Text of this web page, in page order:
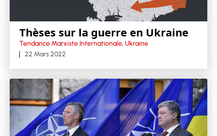
Thèses sur la guerre en Ukraine
Tendance Marxiste Internationale, Ukraine
22 Mars 2022